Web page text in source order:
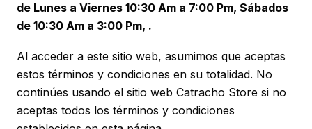
de Lunes a Viernes 10:30 Am a 7:00 Pm, Sábados
de 10:30 Am a 3:00 Pm, .
Al acceder a este sitio web, asumimos que aceptas
estos términos y condiciones en su totalidad. No
continúes usando el sitio web Catracho Store si no
aceptas todos los términos y condiciones